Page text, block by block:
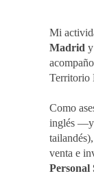
Mi
Madrid y
Territorio
Como
inglés —y
venta e